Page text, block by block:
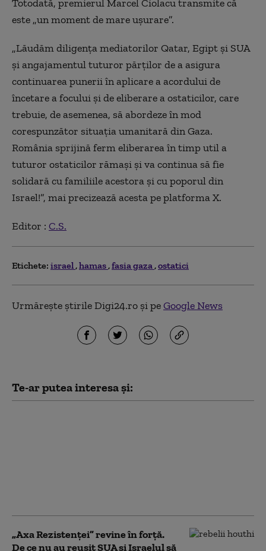
Totodată, premierul Marcel Ciolacu transmite că
este „un moment de mare ușurare”.
„Lăudăm diligența mediatorilor Qatar, Egipt și SUA
și angajamentul tuturor părților de a asigura
continuarea punerii în aplicare a acordului de
încetare a focului și de eliberare a ostaticilor, care
trebuie, de asemenea, să abordeze în mod
corespunzător situația umanitară din Gaza.
România sprijină ferm eliberarea în timp util a
tuturor ostaticilor rămași și va continua să fie
solidară cu familiile acestora și cu poporul din
Israel!”, mai precizează acesta pe platforma X.
Editor : C.S.
Etichete: israel hamas fasia gaza ostatici
Urmărește știrile Digi24.ro și peGoogle News
Te-ar putea interesa și:
„Axa Rezistenței” revine în forță.
De ce nu au reușit SUA și Israelul să